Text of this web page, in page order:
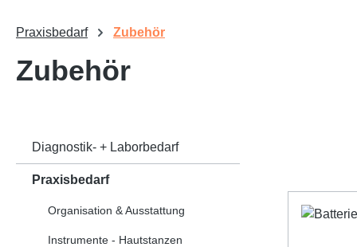
Praxisbedarf Zubehör
Zubehör
Diagnostik- + Laborbedarf
Praxisbedarf
Organisation & Ausstattung
Instrumente - Hautstanzen